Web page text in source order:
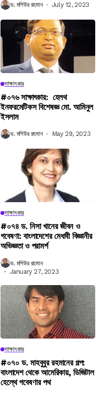
ড. মশিউর রহমান July 12, 2023
সাক্ষাৎকার
#০৭৬ সাক্ষাৎকার: হেলথ
ইনফরমেটিকস বিশেষজ্ঞ মো. আমিনুল
ইসলাম
ড. মশিউর রহমান May 29, 2023
সাক্ষাৎকার
#০৭৪ ড. নিসা খানের জীবন ও
গবেষণা: বাংলাদেশের মেধাবী বিজ্ঞানীর
অভিজ্ঞতা ও পরামর্শ
ড. মশিউর রহমান
January 27, 2023
সাক্ষাৎকার
#০৭০ ড. মাহবুবুর রহমানের গল্প:
বাংলাদেশ থেকে আমেরিকায়, ডিজিটাল
হেল্থে গবেষণার পথ